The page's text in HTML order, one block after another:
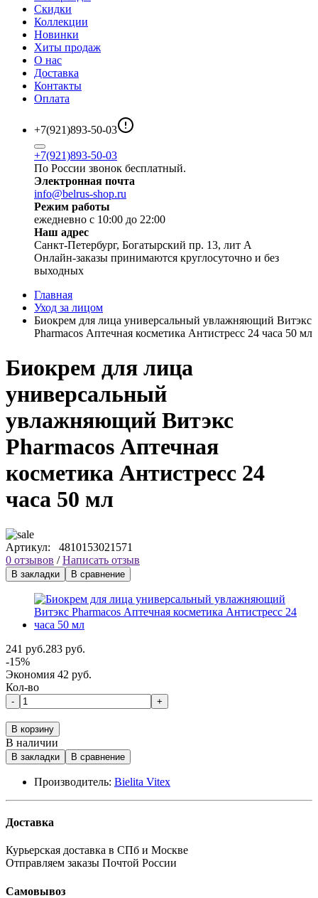
Скидки
Коллекции
Новинки
Хиты продаж
О нас
Доставка
Контакты
Оплата
+7(921)893-50-03
+7(921)893-50-03
По России звонок бесплатный.
Электронная почта
info@belrus-shop.ru
Режим работы
ежедневно с 10:00 до 22:00
Наш адрес
Санкт-Петербург, Богатырский пр. 13, лит А
Онлайн-заказы принимаются круглосуточно и без
выходных
Главная
Уход за лицом
Биокрем для лица универсальный увлажняющий Витэкс
Pharmacos Аптечная косметика Антистресс 24 часа 50 мл
Биокрем для лица
универсальный
увлажняющий Витэкс
Pharmacos Аптечная
косметика Антистресс 24
часа 50 мл
Артикул: 4810153021571
0 отзывов /Написать отзыв
В закладки В сравнение
241 руб.283 руб.
-15%
Экономия 42 руб.
Кол-во
- +
В корзину
В наличии
В закладки В сравнение
Производитель: Bielita Vitex
Доставка
Курьерская доставка в СПб и Москве
Отправляем заказы Почтой России
Самовывоз